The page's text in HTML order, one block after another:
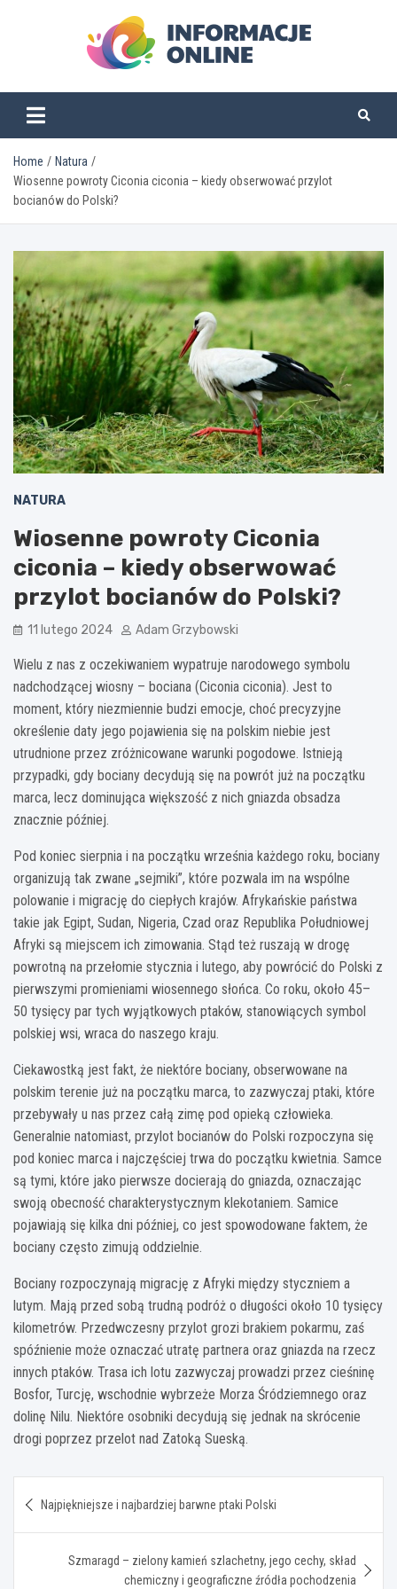
informacjeonline.pl
Home
Natura
Wiosenne powroty Ciconia ciconia – kiedy obserwować przylot
bocianów do Polski?
NATURA
Wiosenne powroty Ciconia
ciconia – kiedy obserwować
przylot bocianów do Polski?
11 lutego 2024 Adam Grzybowski
Wielu z nas z oczekiwaniem wypatruje narodowego symbolu
nadchodzącej wiosny – bociana (Ciconia ciconia). Jest to
moment, który niezmiennie budzi emocje, choć precyzyjne
określenie daty jego pojawienia się na polskim niebie jest
utrudnione przez zróżnicowane warunki pogodowe. Istnieją
przypadki, gdy bociany decydują się na powrót już na początku
marca, lecz dominująca większość z nich gniazda obsadza
znacznie później.
Pod koniec sierpnia i na początku września każdego roku, bociany
organizują tak zwane „sejmiki”, które pozwala im na wspólne
polowanie i migrację do ciepłych krajów. Afrykańskie państwa
takie jak Egipt, Sudan, Nigeria, Czad oraz Republika Południowej
Afryki są miejscem ich zimowania. Stąd też ruszają w drogę
powrotną na przełomie stycznia i lutego, aby powrócić do Polski z
pierwszymi promieniami wiosennego słońca. Co roku, około 45–
50 tysięcy par tych wyjątkowych ptaków, stanowiących symbol
polskiej wsi, wraca do naszego kraju.
Ciekawostką jest fakt, że niektóre bociany, obserwowane na
polskim terenie już na początku marca, to zazwyczaj ptaki, które
przebywały u nas przez całą zimę pod opieką człowieka.
Generalnie natomiast, przylot bocianów do Polski rozpoczyna się
pod koniec marca i najczęściej trwa do początku kwietnia. Samce
są tymi, które jako pierwsze docierają do gniazda, oznaczając
swoją obecność charakterystycznym klekotaniem. Samice
pojawiają się kilka dni później, co jest spowodowane faktem, że
bociany często zimują oddzielnie.
Bociany rozpoczynają migrację z Afryki między styczniem a
lutym. Mają przed sobą trudną podróż o długości około 10 tysięcy
kilometrów. Przedwczesny przylot grozi brakiem pokarmu, zaś
spóźnienie może oznaczać utratę partnera oraz gniazda na rzecz
innych ptaków. Trasa ich lotu zazwyczaj prowadzi przez cieśninę
Bosfor, Turcję, wschodnie wybrzeże Morza Śródziemnego oraz
dolinę Nilu. Niektóre osobniki decydują się jednak na skrócenie
drogi poprzez przelot nad Zatoką Sueską.
wpisu
Najpiękniejsze i najbardziej barwne ptaki Polski
Szmaragd – zielony kamień szlachetny, jego cechy, skład
chemiczny i geograficzne źródła pochodzenia